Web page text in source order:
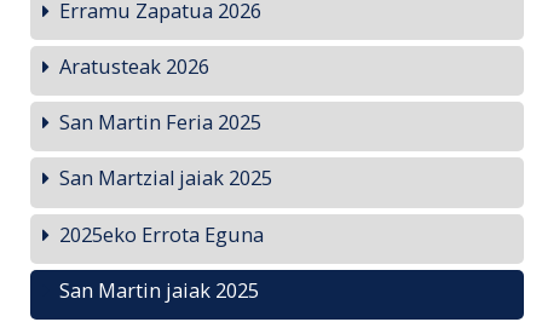
Erramu Zapatua 2026
Aratusteak 2026
San Martin Feria 2025
San Martzial jaiak 2025
2025eko Errota Eguna
San Martin jaiak 2025